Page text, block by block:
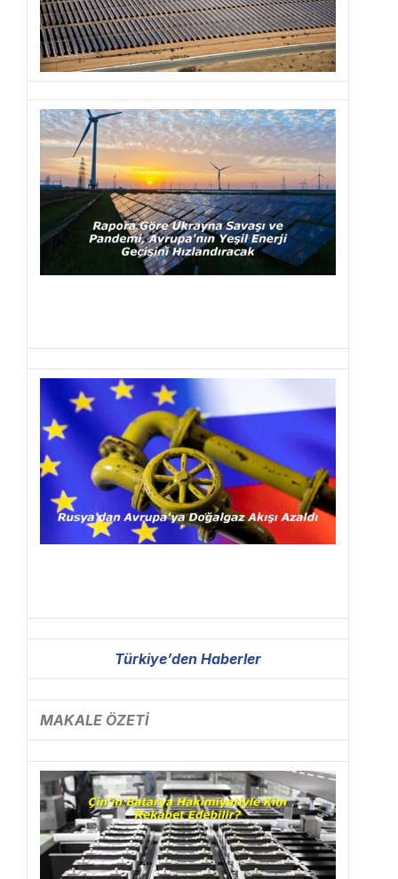
Türkiye’den Haberler
MAKALE ÖZETİ